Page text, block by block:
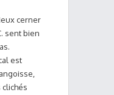
cerner
sent bien
est